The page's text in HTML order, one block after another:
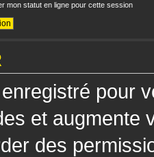
mon statut en ligne pour cette session
pour
et augmente
des